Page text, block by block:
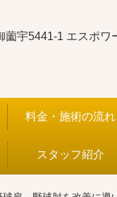
薗宇5441-1 エスポワ
料金・施術の流れ
スタッフ紹介